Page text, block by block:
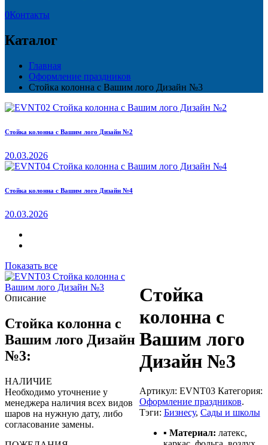
0Контакты
Каталог
Главная
Оформление праздников
Стойка колонна с Вашим лого Дизайн №3
Стойка колонна с Вашим лого Дизайн №2
20.03.2026
Стойка колонна с Вашим лого Дизайн №4
20.03.2026
Показать все
Стойка
колонна с
Вашим лого
Дизайн №3
Артикул: EVNT03 Категория:
Оформление праздников.
Тэги: Бизнесу, Сады и школы
▪ Материал: латекс,
Описание
Стойка колонна с
Вашим лого Дизайн
№3:
НАЛИЧИЕ
Необходимо уточнение у
менеджера наличия всех видов
шаров на нужную дату, либо
согласование замены.